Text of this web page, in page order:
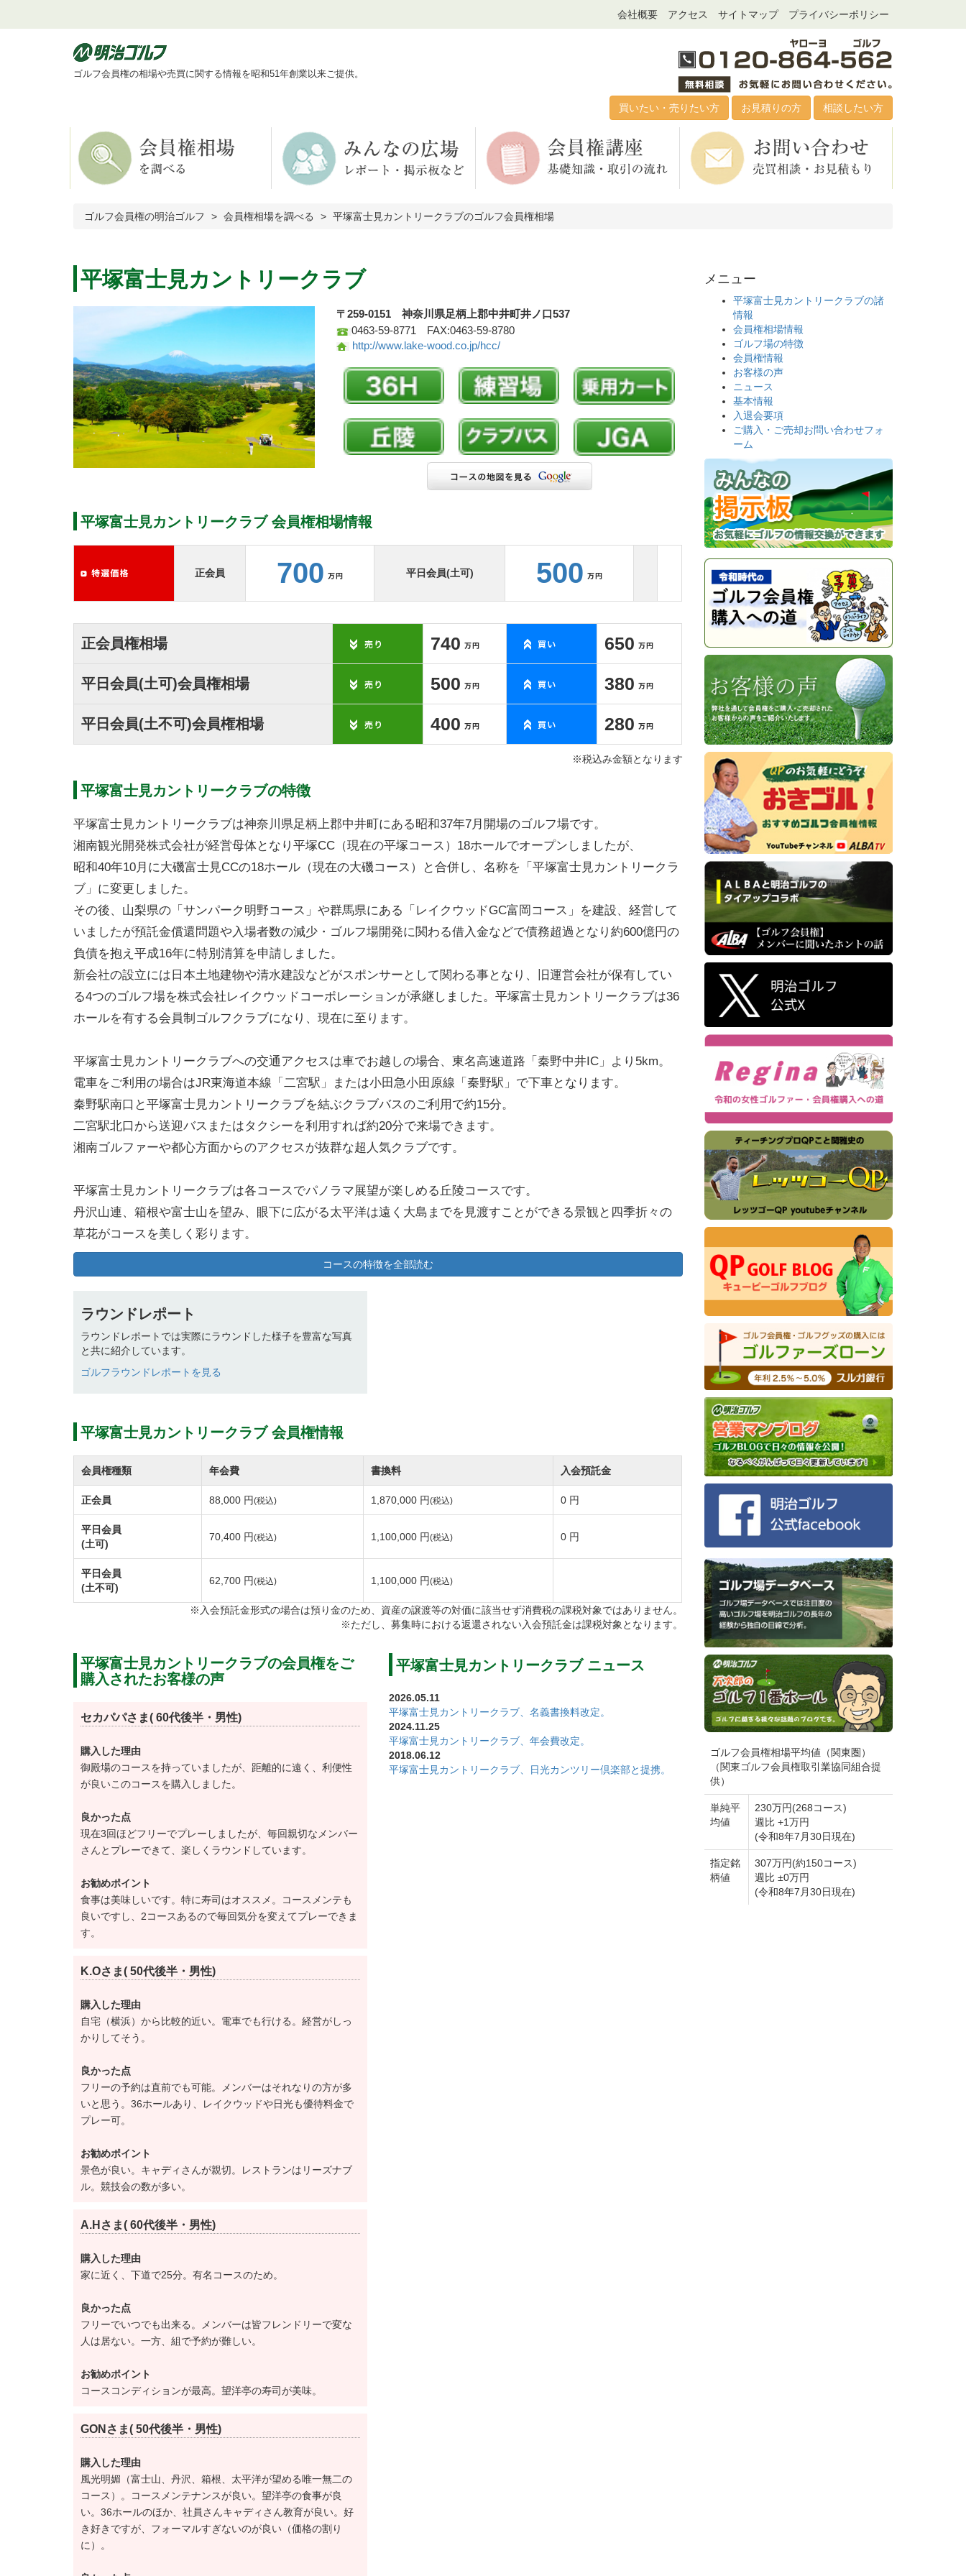
会社概要 アクセス サイトマップ プライバシーポリシー
ゴルフ会員権の相場や売買に関する情報を昭和51年創業以来ご提供。
買いたい・売りたい方 お見積りの方 相談したい方
ゴルフ会員権の明治ゴルフ 会員権相場を調べる 平塚富士見カントリークラブのゴルフ会員権相場
平塚富士見カントリークラブ
〒259-0151 神奈川県足柄上郡中井町井ノ口537
0463-59-8771 FAX:0463-59-8780
http://www.lake-wood.co.jp/hcc/
平塚富士見カントリークラブ 会員権相場情報
正会員 700 平日会員(土可) 500
正会員権相場 740 650
平日会員(土可)会員権相場 500 380
平日会員(土不可)会員権相場 400 280
※税込み金額となります
平塚富士見カントリークラブの特徴
平塚富士見カントリークラブは神奈川県足柄上郡中井町にある昭和37年7月開場のゴルフ場です。
湘南観光開発株式会社が経営母体となり平塚CC（現在の平塚コース）18ホールでオープンしましたが、
昭和40年10月に大磯富士見CCの18ホール（現在の大磯コース）と合併し、名称を「平塚富士見カントリークラ
ブ」に変更しました。
その後、山梨県の「サンパーク明野コース」や群馬県にある「レイクウッドGC富岡コース」を建設、経営して
いましたが預託金償還問題や入場者数の減少・ゴルフ場開発に関わる借入金などで債務超過となり約600億円の
負債を抱え平成16年に特別清算を申請しました。
新会社の設立には日本土地建物や清水建設などがスポンサーとして関わる事となり、旧運営会社が保有してい
る4つのゴルフ場を株式会社レイクウッドコーポレーションが承継しました。平塚富士見カントリークラブは36
ホールを有する会員制ゴルフクラブになり、現在に至ります。
平塚富士見カントリークラブへの交通アクセスは車でお越しの場合、東名高速道路「秦野中井IC」より5km。
電車をご利用の場合はJR東海道本線「二宮駅」または小田急小田原線「秦野駅」で下車となります。
秦野駅南口と平塚富士見カントリークラブを結ぶクラブバスのご利用で約15分。
二宮駅北口から送迎バスまたはタクシーを利用すれば約20分で来場できます。
湘南ゴルファーや都心方面からのアクセスが抜群な超人気クラブです。
平塚富士見カントリークラブは各コースでパノラマ展望が楽しめる丘陵コースです。
丹沢山連、箱根や富士山を望み、眼下に広がる太平洋は遠く大島までを見渡すことができる景観と四季折々の
草花がコースを美しく彩ります。
平塚富士見カントリークラブでは雄大な自然と攻め応えのある36ホールを満喫できます。
平塚コースと大磯コースは異なる趣きでプレイヤーの挑戦心を刺激します。
す。
フェアウェイの所々に大小の起伏が施されているためボールの落としどころによってはテクニックが求められ
コース内にある売店「つわもの亭」は開場50周年記念の事業でリニューアルしました。
ゴルフ談議も弾むこと間違いなしのリラックス空間で寛ぎのひと時をお過ごしください。
【大磯コース】
雄大な自然に囲まれながらのゴルフの醍醐味を満喫できる全長6,672ヤードの丘陵コースです。
大磯の高台に位置する大磯コースはフェアウェイは平坦で広々としているので、のびのびとショットを打つこ
とができます。
1番ホールは相模灘からの豪快なショットと美しい景色が楽しめるスタートホールです。
2コースとも個性的なコースデザインでプレーヤーを飽きさせません。
初心者や上級者までレベルに関係なくお楽しみ頂けるコースとなっております。
その他、練習施設は16打席・240yのドライビングレンジやアプローチ練習場、パッティング用の練習グリーン
を完備しています。
平塚富士見カントリークラブのクラブハウスからも富士山を眺めることができます。
ムを完備しています。
またクラブハウスに隣接する和食レストラン「望洋亭」では太平洋の絶景と本格的な和食をお楽しみ頂けま
す。
相模湾で獲れた鮮魚を使ったお寿司や旬の食材を使った和食、手打ちそばなど豊富なメニューを取り揃えてい
ます。
ゴルフ会員権相場は高額ですが、戦略的なコースとアクセス抜群の立地条件で非常に人気があります。
ゴルフ場の方のコメント
修も実施しました」とのことです。
きれいなロッカーを気持ちよく利用できそうですね。是非お問い合わせください。お待ちしております。
平成30年6月1日より、日光カンツリー倶楽部と相互利用提携を開始しました。 平塚富士見の会員は年間を通じ
ございます。。
理事長が下記の通り交代しました。
年会費を下記のとおり改定します。
②年会費（会計年度：4月～3月）※価格は全て税込です。
正会員【改定前】55,000円→【改定後】88,000円
平日会員【改定前】44,000円（税込）→【改定後】70,400円
特殊平日会員【改定前】39,600円→【改定後】62,700円
名義書換料を下記のとおり改定します。
①実施日：2026年10月1日
②名義書換料
正会員【改定前】1,870,000円（税込）→【改定後】2,200,000円（税込）
平日会員【改定前】1,100,000円（税込）→【改定後】1,430,000円（税込）
コースの特徴を全部読む
ラウンドレポート
ラウンドレポートでは実際にラウンドした様子を豊富な写真
と共に紹介しています。
ゴルフラウンドレポートを見る
平塚富士見カントリークラブ 会員権情報
会員権種類 年会費 書換料 入会預託金
正会員 88,000 円(税込) 1,870,000 円(税込) 0 円
平日会員
(土可)
70,400 円(税込) 1,100,000 円(税込) 0 円
平日会員
(土不可)
62,700 円(税込) 1,100,000 円(税込)
※入会預託金形式の場合は預り金のため、資産の譲渡等の対価に該当せず消費税の課税対象ではありません。
※ただし、募集時における返還されない入会預託金は課税対象となります。
平塚富士見カントリークラブの会員権をご
購入されたお客様の声
セカパパさま( 60代後半・男性)
購入した理由
御殿場のコースを持っていましたが、距離的に遠く、利便性
が良いこのコースを購入しました。
良かった点
現在3回ほどフリーでプレーしましたが、毎回親切なメンバー
さんとプレーできて、楽しくラウンドしています。
お勧めポイント
食事は美味しいです。特に寿司はオススメ。コースメンテも
良いですし、2コースあるので毎回気分を変えてプレーできま
す。
K.Oさま( 50代後半・男性)
購入した理由
自宅（横浜）から比較的近い。電車でも行ける。経営がしっ
かりしてそう。
良かった点
フリーの予約は直前でも可能。メンバーはそれなりの方が多
いと思う。36ホールあり、レイクウッドや日光も優待料金で
プレー可。
お勧めポイント
景色が良い。キャディさんが親切。レストランはリーズナブ
ル。競技会の数が多い。
A.Hさま( 60代後半・男性)
購入した理由
家に近く、下道で25分。有名コースのため。
良かった点
フリーでいつでも出来る。メンバーは皆フレンドリーで変な
人は居ない。一方、組で予約が難しい。
お勧めポイント
コースコンディションが最高。望洋亭の寿司が美味。
GONさま( 50代後半・男性)
購入した理由
風光明媚（富士山、丹沢、箱根、太平洋が望める唯一無二の
コース）。コースメンテナンスが良い。望洋亭の食事が良
い。36ホールのほか、社員さんキャディさん教育が良い。好
き好きですが、フォーマルすぎないのが良い（価格の割り
に）。
平塚富士見カントリークラブ ニュース
2026.05.11
平塚富士見カントリークラブ、名義書換料改定。
2024.11.25
平塚富士見カントリークラブ、年会費改定。
2018.06.12
平塚富士見カントリークラブ、日光カンツリー倶楽部と提携。
メニュー
平塚富士見カントリークラブの諸
情報
会員権相場情報
ゴルフ場の特徴
会員権情報
お客様の声
ニュース
基本情報
入退会要項
ご購入・ご売却お問い合わせフォ
ーム
ゴルフ会員権相場平均値（関東圏）
（関東ゴルフ会員権取引業協同組合提
供）
単純平
均値
230万円(268コース)
週比 +1万円
(令和8年7月30日現在)
指定銘
柄値
307万円(約150コース)
週比 ±0万円
(令和8年7月30日現在)